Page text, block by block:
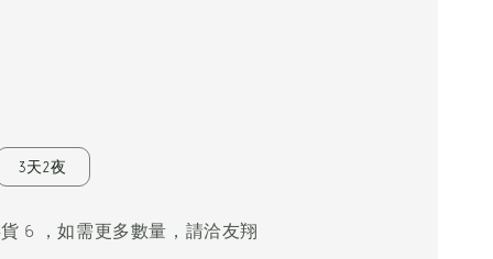
3天2夜
貨 6 ，如需更多數量，請洽友翔